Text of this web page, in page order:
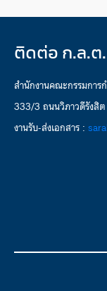
ติดต่อ ก.ล.ต.
สำนักงานคณะกรรมกา
333/3 ถนนวิภาวดีรังสิ
งานรับ-ส่งเอกสาร :